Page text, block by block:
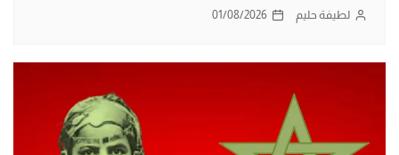
لطيفة حليم 01/08/2026